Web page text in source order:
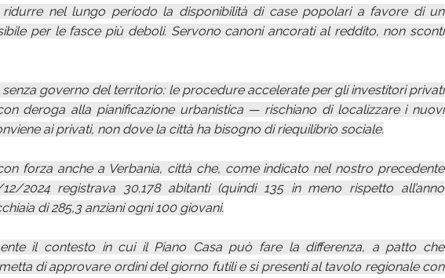
nel lungo periodo la disponibilità di case popolari a favore di un
per le fasce più deboli. Servono canoni ancorati al reddito, non sconti
governo del territorio: le procedure accelerate per gli investitori privati
deroga alla pianificazione urbanistica — rischiano di localizzare i nuovi
ai privati, non dove la città ha bisogno di riequilibrio sociale.
forza anche a Verbania, città che, come indicato nel nostro precedente
2024 registrava 30.178 abitanti (quindi 135 in meno rispetto all’anno
di 285,3 anziani ogni 100 giovani.
il contesto in cui il Piano Casa può fare la differenza, a patto che
di approvare ordini del giorno futili e si presenti al tavolo regionale con